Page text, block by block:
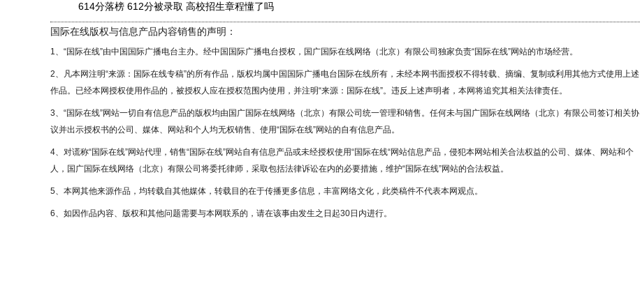
614分落榜 612分被录取 高校招生章程懂了吗
国际在线版权与信息产品内容销售的声明：
1、“国际在线”由中国国际广播电台主办。经中国国际广播电台授权，国广国际在线网络（北京）有限公司独家负责“国际在线”网站的市场经营。
2、凡本网注明“来源：国际在线专稿”的所有作品，版权均属中国国际广播电台国际在线所有，未经本网书面授权不得转载、摘编、复制或利用其他方式使用上述
作品。已经本网授权使用作品的，被授权人应在授权范围内使用，并注明“来源：国际在线”。违反上述声明者，本网将追究其相关法律责任。
3、“国际在线”网站一切自有信息产品的版权均由国广国际在线网络（北京）有限公司统一管理和销售。任何未与国广国际在线网络（北京）有限公司签订相关协
议并出示授权书的公司、媒体、网站和个人均无权销售、使用“国际在线”网站的自有信息产品。
4、对谎称“国际在线”网站代理，销售“国际在线”网站自有信息产品或未经授权使用“国际在线“网站信息产品，侵犯本网站相关合法权益的公司、媒体、网站和个
人，国广国际在线网络（北京）有限公司将委托律师，采取包括法律诉讼在内的必要措施，维护“国际在线”网站的合法权益。
5、本网其他来源作品，均转载自其他媒体，转载目的在于传播更多信息，丰富网络文化，此类稿件不代表本网观点。
6、如因作品内容、版权和其他问题需要与本网联系的，请在该事由发生之日起30日内进行。